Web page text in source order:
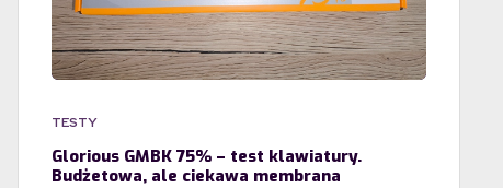
TESTY
Glorious GMBK 75% – test klawiatury.
Budżetowa, ale ciekawa membrana